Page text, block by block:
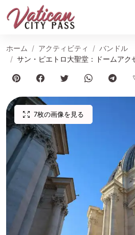
ホーム アクティビティ
バンドル
サン・ピエトロ大聖堂：ドームアク
7枚の画像を見る